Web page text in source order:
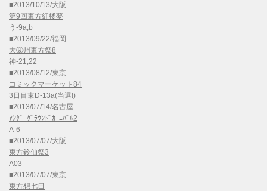
■2013/10/13/大阪
第9回東方紅楼夢
う-9a,b
■2013/09/22/福岡
大⑨州東方祭8
神-21,22
■2013/08/12/東京
コミックマーケット84
3日目東D-13a(当選!)
■2013/07/14/名古屋
ｱﾝﾀﾞｰｸﾞﾗｳﾝﾄﾞｶｰﾆﾊﾞﾙ2
A-6
■2013/07/07/大阪
東方鈴仙祭3
A03
■2013/07/07/東京
東方想七日